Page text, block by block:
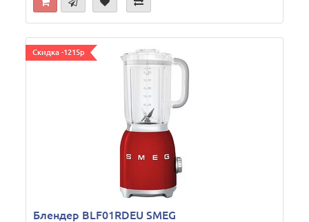
Скидка -1215р
Блендер BLF01RDEU SMEG